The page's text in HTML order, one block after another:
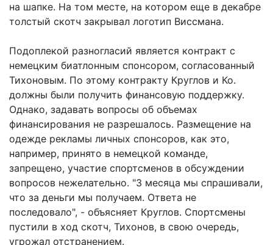
на шапке. На том месте, на котором еще в декабре
толстый скотч закрывал логотип Виссмана.
Подоплекой разногласий является контракт с
немецким биатлонным спонсором, согласованный
Тихоновым. По этому контракту Круглов и Ко.
должны были получить финансовую поддержку.
Однако, задавать вопросы об объемах
финансирования не разрешалось. Размещение на
одежде рекламы личных спонсоров, как это,
например, принято в немецкой команде,
запрещено, участие спортсменов в обсуждении
вопросов нежелательно. "3 месяца мы спрашивали,
что за деньги мы получаем. Ответа не
последовало", - объясняет Круглов. Спортсмены
пустили в ход скотч, Тихонов, в свою очередь,
угрожал отстранением.